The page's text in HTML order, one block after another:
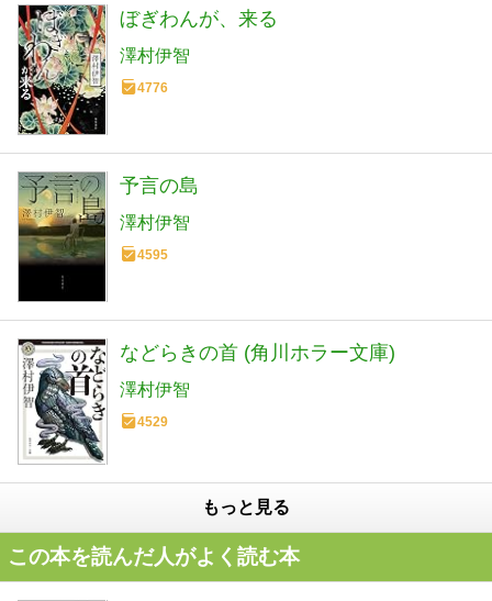
ぼぎわんが、来る
澤村伊智
4776
予言の島
澤村伊智
4595
などらきの首 (角川ホラー文庫)
澤村伊智
4529
もっと見る
この本を読んだ人がよく読む本